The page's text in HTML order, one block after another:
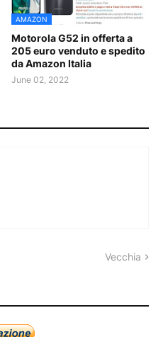
AMAZON
Motorola G52 in offerta a
205 euro venduto e spedito
da Amazon Italia
June 02, 2022
Vecchia